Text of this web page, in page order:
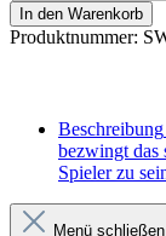
In den Warenkorb
Produktnummer:
Beschreibung
bezwingt das
Spieler zu
Menü schließen